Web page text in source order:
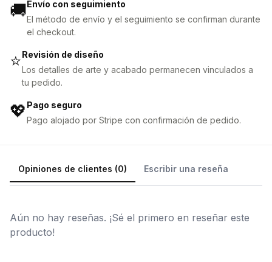
🚚Envío con seguimiento
El método de envío y el seguimiento se confirman durante
el checkout.
⭐Revisión de diseño
Los detalles de arte y acabado permanecen vinculados a
tu pedido.
💖 Pago seguro
Pago alojado por Stripe con confirmación de pedido.
Opiniones de clientes (0) Escribir una reseña
Aún no hay reseñas. ¡Sé el primero en reseñar este
producto!